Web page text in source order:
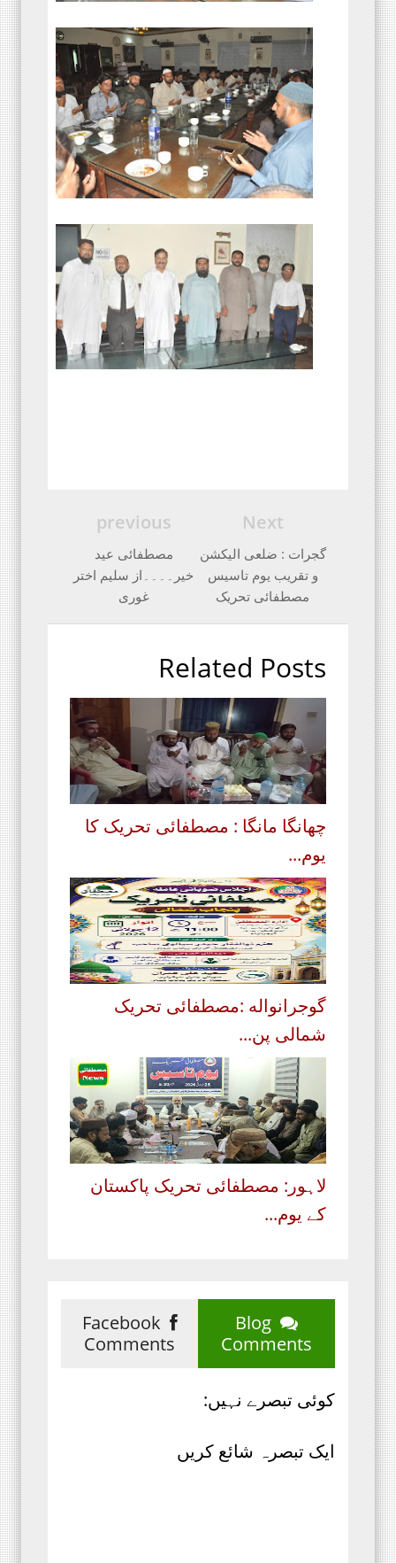
Next
گجرات : ضلعی الیکشن
و تقریب یوم تاسیس
مصطفائی تحریک
previous
مصطفائی عید
خیر۔۔۔۔از سلیم اختر
غوری
Related Posts
چھانگا مانگا : مصطفائی تحریک کا
یوم...
گوجرانواله :مصطفائی تحریک
شمالی پن...
لاہور: مصطفائی تحریک پاکستان
کے یوم...
Blog
Comments
Facebook
Comments
کوئی تبصرے نہیں:
ایک تبصرہ شائع کریں